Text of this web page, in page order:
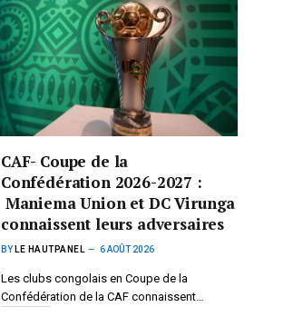
CAF- Coupe de la
Confédération 2026-2027 :
Maniema Union et DC Virunga
connaissent leurs adversaires
BY LE HAUTPANEL 6 AOÛT 2026
Les clubs congolais en Coupe de la
Confédération de la CAF connaissent…